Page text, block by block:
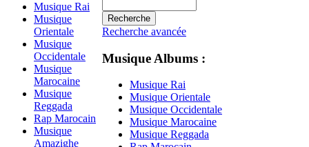
Musique Rai
Musique
Orientale
Musique
Occidentale
Musique
Marocaine
Musique
Reggada
Rap Marocain
Musique
Amazighe
Recherche avancée
Musique Albums :
Musique Rai
Musique Orientale
Musique Occidentale
Musique Marocaine
Musique Reggada